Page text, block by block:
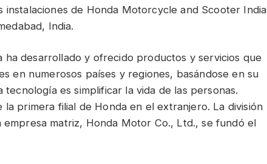
instalaciones de Honda Motorcycle and Scooter India
India.
ha desarrollado y ofrecido productos y servicios que
en numerosos países y regiones, basándose en su
es simplificar la vida de las personas.
primera filial de Honda en el extranjero. La división
matriz, Honda Motor Co., Ltd., se fundó el